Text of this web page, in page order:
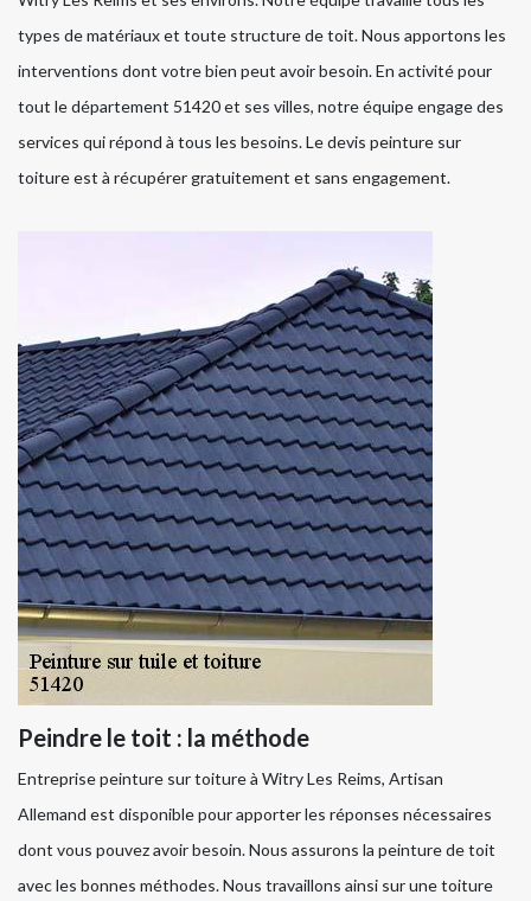
types de matériaux et toute structure de toit. Nous apportons les
interventions dont votre bien peut avoir besoin. En activité pour
tout le département 51420 et ses villes, notre équipe engage des
services qui répond à tous les besoins. Le devis peinture sur
toiture est à récupérer gratuitement et sans engagement.
Peindre le toit : la méthode
Entreprise peinture sur toiture à Witry Les Reims, Artisan
Allemand est disponible pour apporter les réponses nécessaires
dont vous pouvez avoir besoin. Nous assurons la peinture de toit
avec les bonnes méthodes. Nous travaillons ainsi sur une toiture